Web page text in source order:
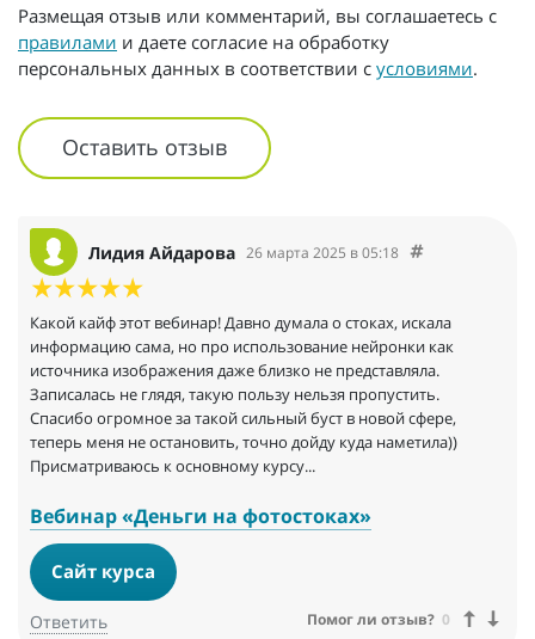
Размещая отзыв или комментарий, вы соглашаетесь с
правилами и даете согласие на обработку
персональных данных в соответствии с условиями.
Оставить отзыв
Лидия Айдарова 26 марта 2025 в 05:18
Какой кайф этот вебинар! Давно думала о стоках, искала
информацию сама, но про использование нейронки как
источника изображения даже близко не представляла.
Записалась не глядя, такую пользу нельзя пропустить.
Спасибо огромное за такой сильный буст в новой сфере,
теперь меня не остановить, точно дойду куда наметила))
Присматриваюсь к основному курсу...
Вебинар «Деньги на фотостоках»
Сайт курса
Ответить Помог ли отзыв? 0